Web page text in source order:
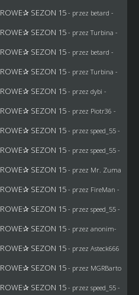
SEZON 15 - przez betard -
SEZON 15 - przez Turbina -
SEZON 15 - przez betard -
SEZON 15 - przez Turbina -
SEZON 15 - przez dybi -
SEZON 15 - przez Piotr36 -
SEZON 15 - przez speed_55 -
SEZON 15 - przez speed_55 -
SEZON 15 - przez Mr. Zuma
SEZON 15 - przez FireMan -
SEZON 15 - przez speed_55 -
SEZON 15 - przez anonim-
SEZON 15 - przez Asteck666
SEZON 15 - przez MGRBarto
SEZON 15 - przez speed_55 -